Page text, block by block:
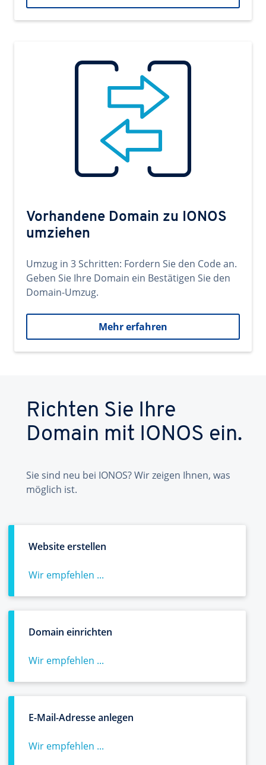
Vorhandene Domain zu IONOS
umziehen
Umzug in 3 Schritten: Fordern Sie den Code an.
Geben Sie Ihre Domain ein Bestätigen Sie den
Domain-Umzug.
Mehr erfahren
Richten Sie Ihre
Domain mit IONOS ein.
Sie sind neu bei IONOS? Wir zeigen Ihnen, was
möglich ist.
Website erstellen
Wir empfehlen ...
Domain einrichten
Wir empfehlen ...
E-Mail-Adresse anlegen
Wir empfehlen ...